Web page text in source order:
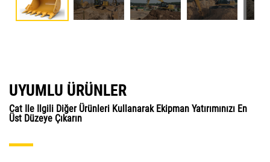
UYUMLU ÜRÜNLER
Cat Ile Ilgili Diğer Ürünleri Kullanarak Ekipman Yatırımınızı En
Üst Düzeye Çıkarın